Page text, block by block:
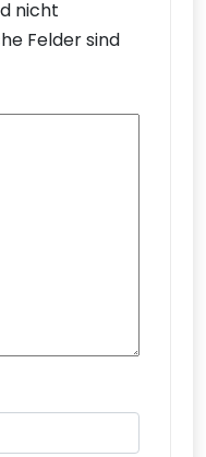
nicht
Felder sind